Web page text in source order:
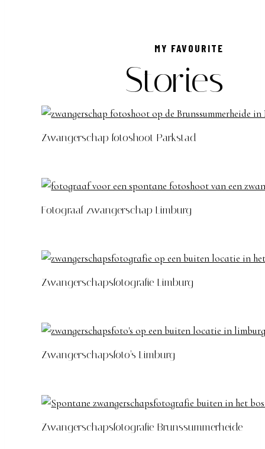
MY FAVOURITE
Stories
Zwangerschap fotoshoot Parkstad
Fotograaf zwangerschap Limburg
Zwangerschapsfotografie Limburg
Zwangerschapsfoto’s Limburg
Zwangerschapsfotografie Brunssummerheide